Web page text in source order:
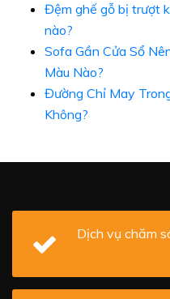
Đệm ghế gỗ bị trượt
nào?
Sofa Gần Cửa Sổ
Màu Nào?
Đường Chỉ May
Không?
Dịch vụ chăm